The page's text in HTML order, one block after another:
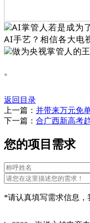
AI掌管人若是成为
AI手艺？相信各大电
做为央视掌管人的王
。
返回目录
上一篇： 并带来万元免
下一篇： 合广西新高考
您的项目需求
*请认真填写需求信息，